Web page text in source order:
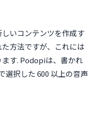
いコンテンツを作成す
方法ですが、これには
す. Podopiは、書かれ
選択した 600 以上の音声